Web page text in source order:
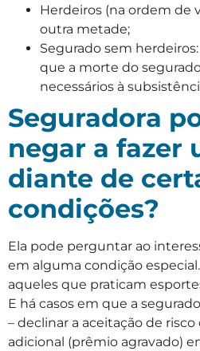
Herdeiros (na ordem de
outra metade;
Segurado sem
que a morte do
necessários à
Seguradora
negar a fazer
diante de
condições?
Ela pode perguntar ao
em alguma condição
aqueles que praticam
E há casos em que a
– declinar a aceitação de
adicional (prêmio agravado)